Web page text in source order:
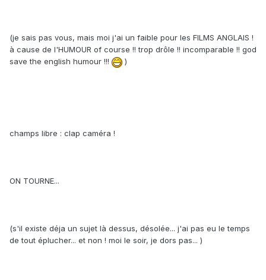
(je sais pas vous, mais moi j'ai un faible pour les FILMS ANGLAIS !
à cause de l'HUMOUR of course !! trop drôle !! incomparable !! god
save the english humour !!!
)
champs libre : clap caméra !
ON TOURNE...
(s'il existe déja un sujet là dessus, désolée... j'ai pas eu le temps
de tout éplucher... et non ! moi le soir, je dors pas... )